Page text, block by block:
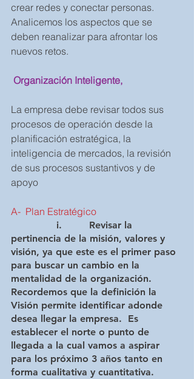
crear redes y conectar personas.
Analicemos los aspectos que se
deben reanalizar para afrontar los
nuevos retos.
Organización Inteligente,
La empresa debe revisar todos sus
procesos de operación desde la
planificación estratégica, la
inteligencia de mercados, la revisión
de sus procesos sustantivos y de
apoyo
A-  Plan Estratégico
pertinencia de la misión, valores y
visión, ya que este es el primer paso
para buscar un cambio en la
mentalidad de la organización.
Recordemos que la definición la
Visión permite identificar adonde
desea llegar la empresa.  Es
establecer el norte o punto de
llegada a la cual vamos a aspirar
para los próximo 3 años tanto en
forma cualitativa y cuantitativa.